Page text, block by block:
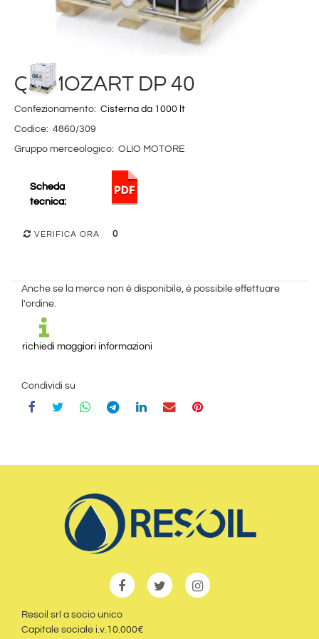
Q8 MOZART DP 40
Confezionamento: Cisterna da 1000 lt
Codice: 4860/309
Gruppo merceologico: OLIO MOTORE
Scheda
tecnica:
VERIFICA ORA 0
Anche se la merce non è disponibile, è possibile effettuare
l'ordine.
richiedi maggiori informazioni
Condividi su
Resoil srl a socio unico
Capitale sociale i.v.10.000€